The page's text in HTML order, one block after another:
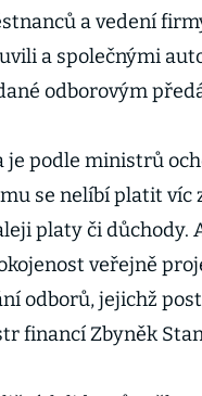
a vedení
a společnými
odborovým
je podle ministrů
se nelíbí platit
platy či důchody.
veřejně
odborů, jejichž
financí Zbyněk